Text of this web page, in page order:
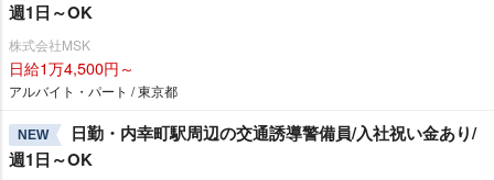
週1日～OK
株式会社MSK
日給1万4,500円～
アルバイト・パート / 東京都
NEW
日勤・内幸町駅周辺の交通誘導警備員/入社祝い金あり/
週1日～OK